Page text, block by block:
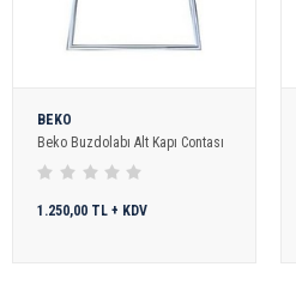
BEKO
Beko Buzdolabı Alt Kapı Contası
1.250,00 TL + KDV